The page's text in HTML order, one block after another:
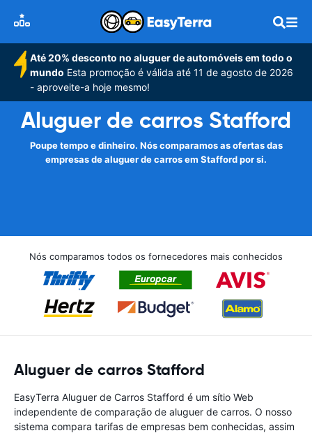
Até 20% desconto no aluguer de automóveis em todo o
mundo Esta promoção é válida até 11 de agosto de 2026
- aproveite-a hoje mesmo!
Aluguer de carros Stafford
Poupe tempo e dinheiro. Nós comparamos as ofertas das
empresas de aluguer de carros em Stafford por si.
Nós comparamos todos os fornecedores mais conhecidos
Aluguer de carros Stafford
EasyTerra Aluguer de Carros Stafford é um sítio Web
independente de comparação de aluguer de carros. O nosso
sistema compara tarifas de empresas bem conhecidas, assim